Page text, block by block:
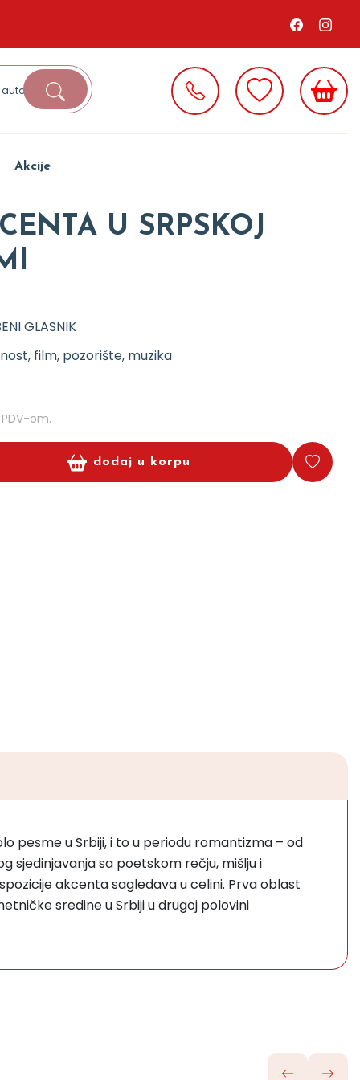
Akcije
U SRPSKOJ
GLASNIK
film, pozorište, muzika
om.
dodaj u korpu
pesme u Srbiji, i to u periodu romantizma – od
sjedinjavanja sa poetskom rečju, mišlju i
akcenta sagledava u celini. Prva oblast
sredine u Srbiji u drugoj polovini